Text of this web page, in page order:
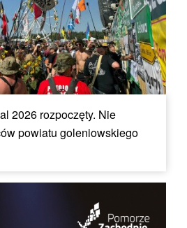
2026 rozpoczęty. Nie
powiatu goleniowskiego